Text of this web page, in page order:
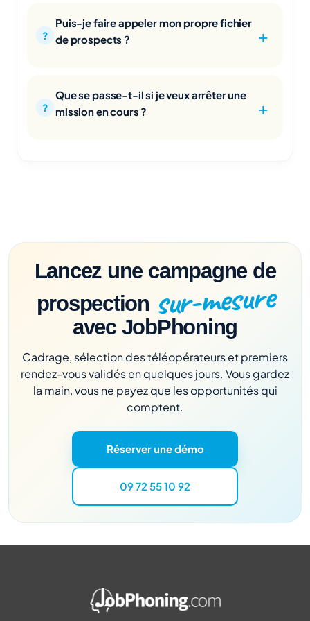
Puis-je faire appeler mon propre fichier
de prospects ?
Que se passe-t-il si je veux arrêter une
mission en cours ?
Lancez une campagne de
prospection sur-mesure
avec JobPhoning
Cadrage, sélection des téléopérateurs et premiers
rendez-vous validés en quelques jours. Vous gardez
la main, vous ne payez que les opportunités qui
comptent.
Réserver une démo
09 72 55 10 92